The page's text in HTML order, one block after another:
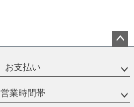
ップ
お支払い
営業時間帯